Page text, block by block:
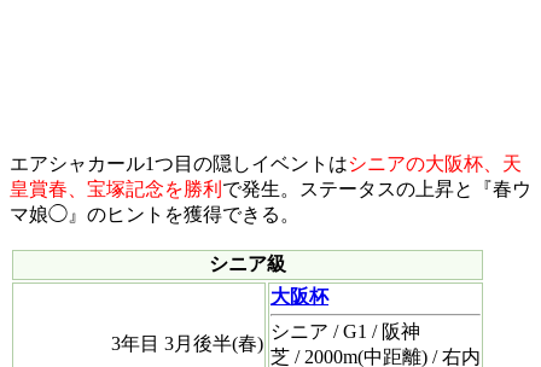
エアシャカール1つ目の隠しイベントはシニアの大阪杯、天
皇賞春、宝塚記念を勝利 で発生。ステータスの上昇と『春ウ
マ娘◯』のヒントを獲得できる。
シニア級
3年目 3月後半(春)
大阪杯
シニア / G1 / 阪神
芝 / 2000m(中距離) / 右内